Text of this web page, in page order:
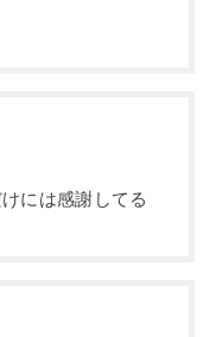
には感謝してる